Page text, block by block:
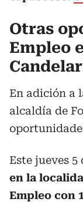
Otras
Empleo
En adición a
alcaldía de
Este jueves
en la
Empleo con